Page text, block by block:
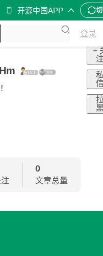
开源中国APP
登录
+
0
文章总量